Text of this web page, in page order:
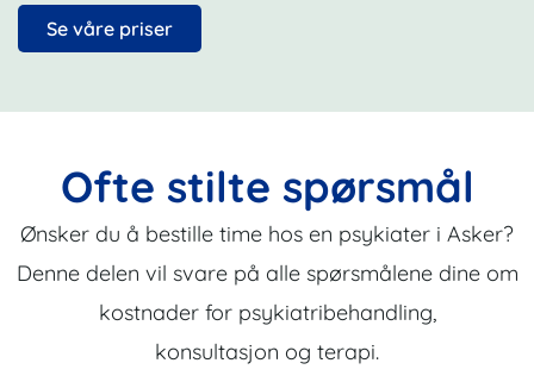
Se våre priser
Ofte stilte spørsmål
Ønsker du å bestille time hos en psykiater i Asker?
Denne delen vil svare på alle spørsmålene dine om
kostnader for psykiatribehandling,
konsultasjon og terapi.